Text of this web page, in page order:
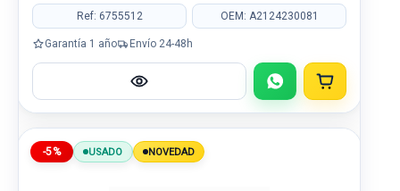
Ref: 6755512 OEM: A2124230081
Garantía 1 año Envío 24-48h
-5% USADO NOVEDAD